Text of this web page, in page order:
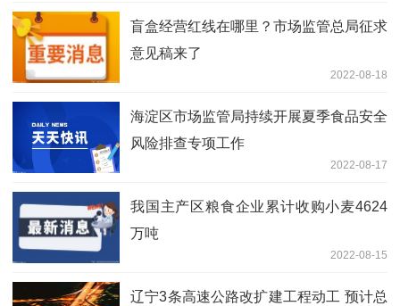
盲盒经营红线在哪里？市场监管总局征求
意见稿来了
2022-08-18
海淀区市场监管局持续开展夏季食品安全
风险排查专项工作
2022-08-17
我国主产区粮食企业累计收购小麦4624
万吨
2022-08-15
辽宁3条高速公路改扩建工程动工 预计总